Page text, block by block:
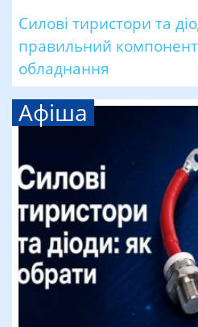
Силові тиристори та
правильний
обладнання
Афіша